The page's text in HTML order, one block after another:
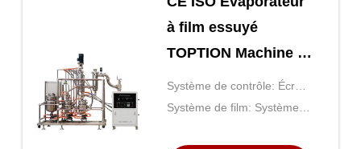
à film essuyé
TOPTION Machine à
distiller les huiles
essentielles
Système de contrôle: Écran
de PLC/Touch
Système de film: Système